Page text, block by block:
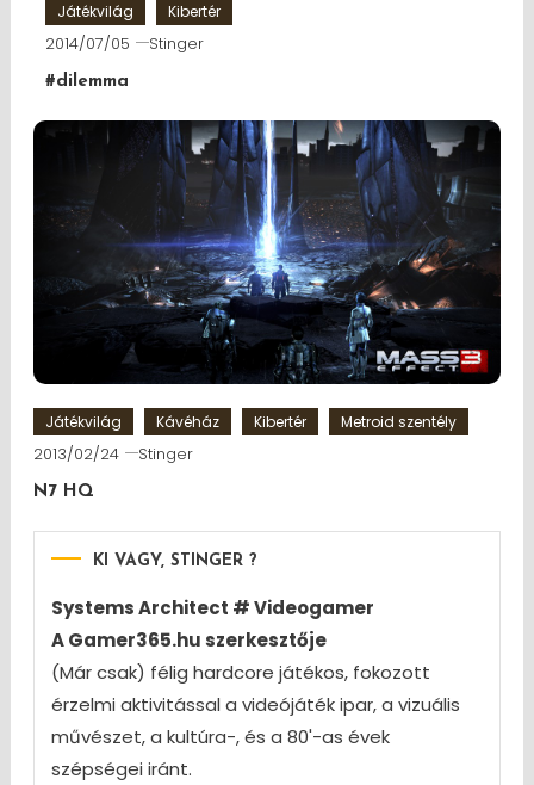
Játékvilág Kibertér
2014/07/05 Stinger
#dilemma
Játékvilág Kávéház Kibertér Metroid szentély
2013/02/24 Stinger
N7 HQ
KI VAGY, STINGER ?
Systems Architect # Videogamer
A Gamer365.hu szerkesztője
(Már csak) félig hardcore játékos, fokozott
érzelmi aktivitással a videójáték ipar, a vizuális
művészet, a kultúra-, és a 80'-as évek
szépségei iránt.